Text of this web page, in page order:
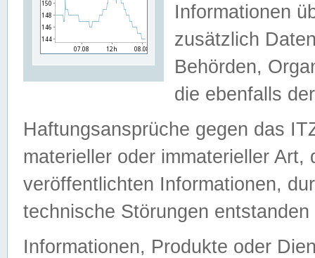
Informationen
zusätzlich
Behörden,
die ebenfalls
Haftungsansprüche gegen das
materieller oder immaterieller
veröffentlichten Informationen,
technische Störungen
Informationen, Produkte oder